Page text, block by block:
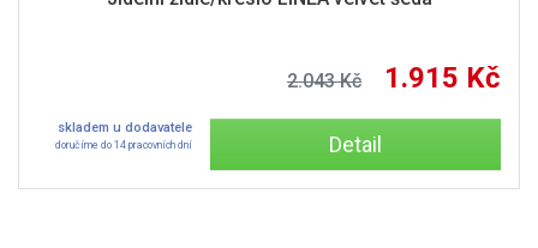
2.043 Kč 1.915 Kč
skladem u dodavatele
doručíme do 14 pracovních dní Detail